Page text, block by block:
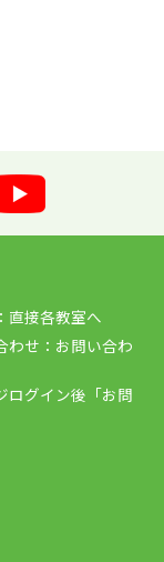
直接各教室へ
わせ：お問い合わ
ログイン後「お問